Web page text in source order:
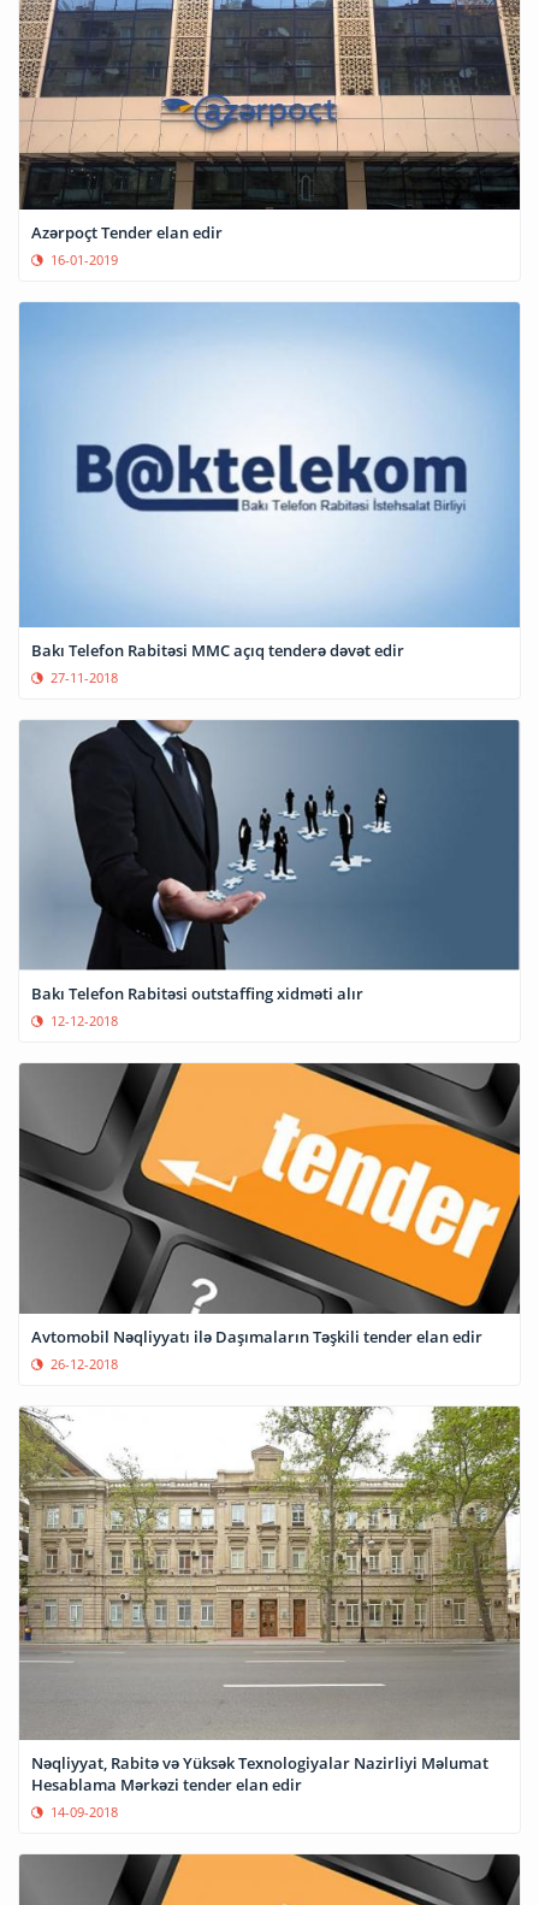
Azərpoçt Tender elan edir
16-01-2019
Bakı Telefon Rabitəsi MMC açıq tenderə dəvət edir
27-11-2018
Bakı Telefon Rabitəsi outstaffing xidməti alır
12-12-2018
Avtomobil Nəqliyyatı ilə Daşımaların Təşkili tender elan edir
26-12-2018
Nəqliyyat, Rabitə və Yüksək Texnologiyalar Nazirliyi Məlumat
Hesablama Mərkəzi tender elan edir
14-09-2018